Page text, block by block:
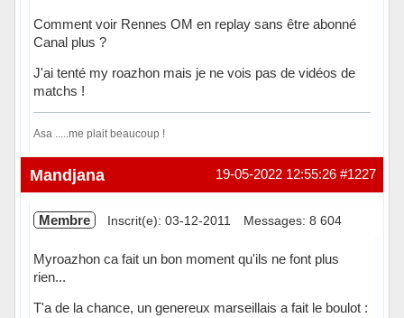
Comment voir Rennes OM en replay sans être abonné
Canal plus ?
J'ai tenté my roazhon mais je ne vois pas de vidéos de
matchs !
Asa .....me plait beaucoup !
Hors ligne #1227
19-05-2022 12:55:26
Mandjana
Membre Inscrit(e): 03-12-2011 Messages: 8 604
Myroazhon ca fait un bon moment qu'ils ne font plus
rien...
T'a de la chance, un genereux marseillais a fait le boulot :